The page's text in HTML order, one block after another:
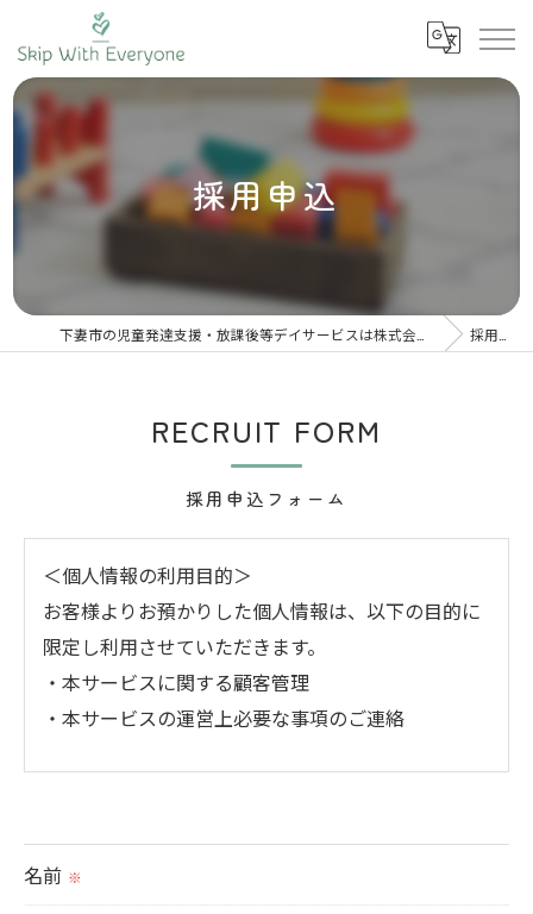
採用申込
採用申込
採用申込フォーム
RECRUIT FORM
＜個人情報の利用目的＞
お客様よりお預かりした個人情報は、以下の目的に
限定し利用させていただきます。
・本サービスに関する顧客管理
・本サービスの運営上必要な事項のご連絡
られた場合を除き、
名前 ※